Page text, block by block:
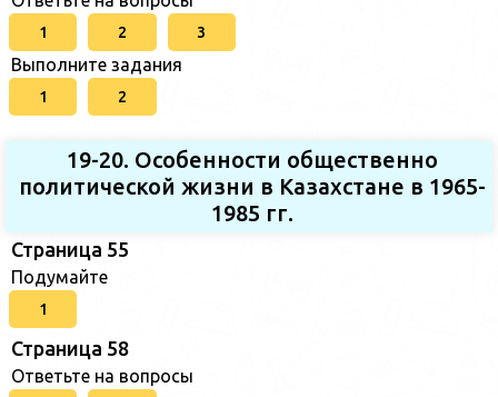
1 2 3
Выполните задания
1 2
19-20. Особенности общественно
политической жизни в Казахстане в 1965-
1985 гг.
Страница 55
Подумайте
1
Страница 58
Ответьте на вопросы